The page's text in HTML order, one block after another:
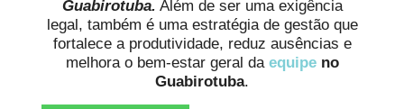
Guabirotuba. Além de ser uma exigência
legal, também é uma estratégia de gestão que
fortalece a produtividade, reduz ausências e
melhora o bem-estar geral da equipe no
Guabirotuba.